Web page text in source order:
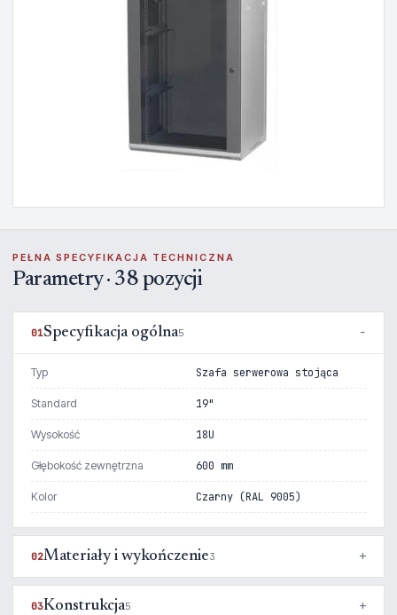
PEŁNA SPECYFIKACJA TECHNICZNA
Parametry · 38 pozycji
01Specyfikacja ogólna5
Typ Szafa serwerowa stojąca
Standard 19"
Wysokość 18U
Głębokość zewnętrzna 600 mm
Kolor Czarny (RAL 9005)
02Materiały i wykończenie3
03Konstrukcja5